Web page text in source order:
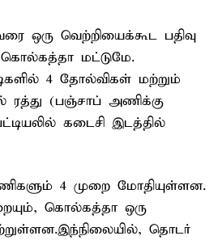
ஒரு வெற்றியைக்கூட பதிவு
மட்டுமே.
4 தோல்விகள் மற்றும்
ரத்து (பஞ்சாப் அணிக்கு
கடைசி இடத்தில்
4 முறை மோதியுள்ளன.
கொல்கத்தா ஒரு
தொடர்